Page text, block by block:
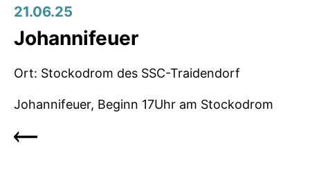
21.06.25
Johannifeuer
Ort: Stockodrom des SSC-Traidendorf
Johannifeuer, Beginn 17Uhr am Stockodrom